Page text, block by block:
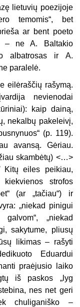
lietuvių poezijoje
temomis“, bet
ar bent poeto
– ne A. Baltakio
albatrosas ir A.
paralelė.
eilėraščių rašymą.
nevienodai
kaip dainą,
nekalbų pakeleivį,
(p. 119).
avansą. Gėriau.
skambėtų) <…>
Kitų eiles peikiau,
strofos
(ar „tačiau“) ir
„niekad pinigui
„niekad
sakytume, pliusų
likimas – rašyti
Eduardui
praėjusio laiko
iš paskos „lyg
nes net geri
chuliganiško –